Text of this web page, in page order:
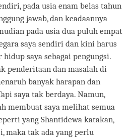
pada usia enam belas tahun
jawab, dan keadaannya
pada usia dua puluh empat
saya sendiri dan kini harus
saya sebagai pengungsi.
penderitaan dan masalah di
banyak harapan dan
saya tak berdaya. Namun,
membuat saya melihat semua
yang Shantidewa katakan,
maka tak ada yang perlu